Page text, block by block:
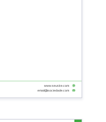
www.seusite.com
email@sociedade.com